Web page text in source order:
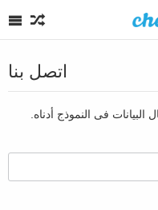
اتصل بنا
فى النموذج أدناه.